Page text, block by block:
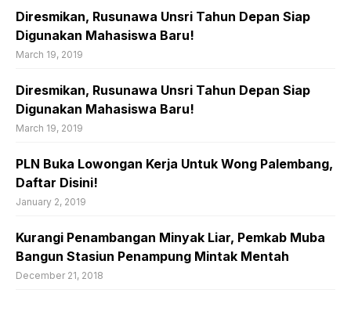
Diresmikan, Rusunawa Unsri Tahun Depan Siap
Digunakan Mahasiswa Baru!
March 19, 2019
Diresmikan, Rusunawa Unsri Tahun Depan Siap
Digunakan Mahasiswa Baru!
March 19, 2019
PLN Buka Lowongan Kerja Untuk Wong Palembang,
Daftar Disini!
January 2, 2019
Kurangi Penambangan Minyak Liar, Pemkab Muba
Bangun Stasiun Penampung Mintak Mentah
December 21, 2018